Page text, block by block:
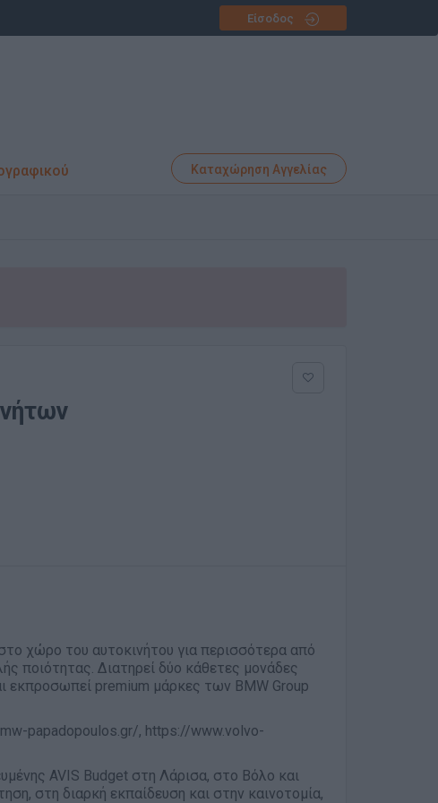
Είσοδος
Καταχώρηση Αγγελίας
χώρο του αυτοκινήτου για περισσότερα από
ποιότητας. Διατηρεί δύο κάθετες μονάδες
εκπροσωπεί premium μάρκες των BMW Group
papadopoulos.gr/, https://www.volvo-
AVIS Budget στη Λάρισα, στο Βόλο και
στη διαρκή εκπαίδευση και στην καινοτομία,